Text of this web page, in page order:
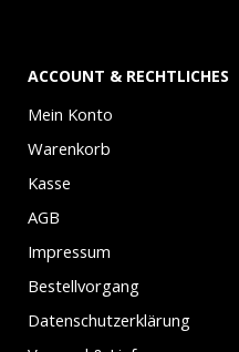
ACCOUNT & RECHTLICHES
Mein Konto
Warenkorb
Kasse
AGB
Impressum
Bestellvorgang
Datenschutzerklärung